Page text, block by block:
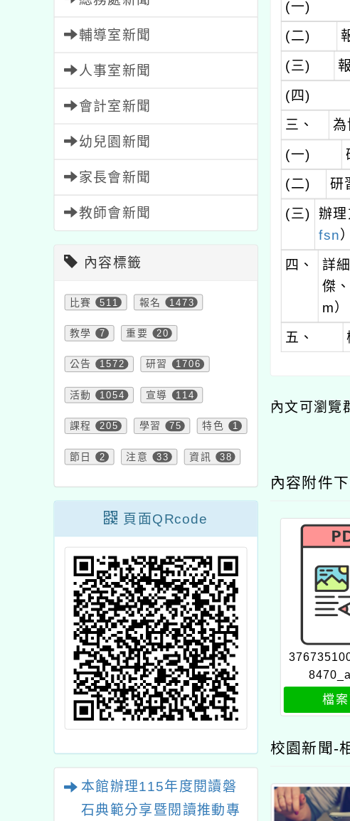
輔導室新聞
人事室新聞
會計室新聞
幼兒園新聞
家長會新聞
教師會新聞
內容標籤
比賽 511 報名 1473
教學 7 重要 20
公告 1572 研習 1706
活動 1054 宣導 114
課程 205 學習 75 特色 1
節日 2 注意 33 資訊 38
頁面QRcode
本館辦理115年度閱讀磐
石典範分享暨閱讀推動專
(一)
(二)
(三)
(四)
三、
為
(一)
(二)
研
(三) 辦
fsn
四、
詳
傑
m）
五、
內文可瀏覽
內容附件
檔
校園新聞-